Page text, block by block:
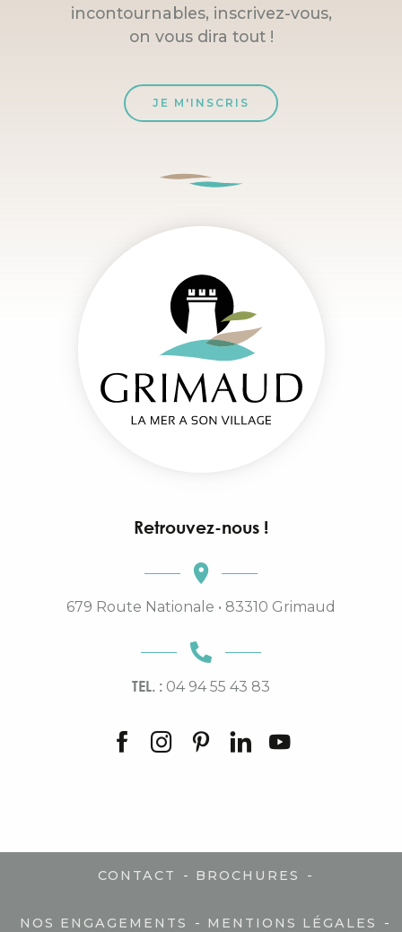
incontournables, inscrivez-vous,
on vous dira tout !
JE M'INSCRIS
Retrouvez-nous !
679 Route Nationale • 83310 Grimaud
TEL. : 04 94 55 43 83
CONTACT - BROCHURES -
NOS ENGAGEMENTS - MENTIONS LÉGALES -